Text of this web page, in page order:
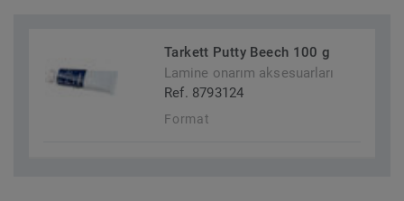
Tarkett Putty Beech 100 g
Lamine onarım aksesuarları
Ref. 8793124
Format